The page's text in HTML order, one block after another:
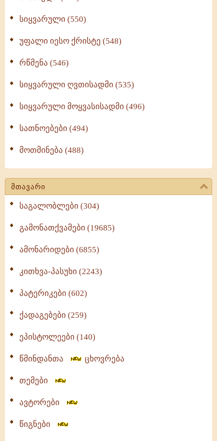
სიყვარული (550)
უფალი იესო ქრისტე (548)
რწმენა (546)
სიყვარული ღვთისადმი (535)
სიყვარული მოყვასისადმი (496)
სათნოებები (494)
მოთმინება (488)
მთავარი
საგალობლები (304)
გამონათქვამები (19685)
ამონარიდები (6855)
კითხვა-პასუხი (2243)
პატერიკები (602)
ქადაგებები (259)
ეპისტოლეები (140)
წმინდანთა ცხოვრება
თემები
ავტორები
წიგნები